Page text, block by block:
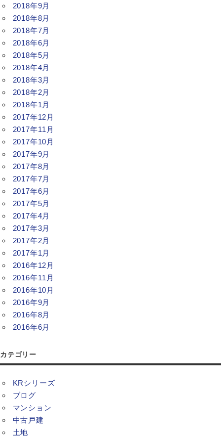
2018年9月
2018年8月
2018年7月
2018年6月
2018年5月
2018年4月
2018年3月
2018年2月
2018年1月
2017年12月
2017年11月
2017年10月
2017年9月
2017年8月
2017年7月
2017年6月
2017年5月
2017年4月
2017年3月
2017年2月
2017年1月
2016年12月
2016年11月
2016年10月
2016年9月
2016年8月
2016年6月
カテゴリー
KRシリーズ
ブログ
マンション
中古戸建
土地